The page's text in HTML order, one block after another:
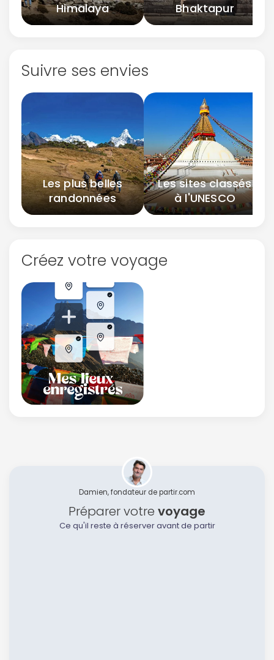
Himalaya Bhaktapur
Suivre ses envies
Les plus belles
randonnées
Les sites classés
à l'UNESCO
Créez votre voyage
Damien, fondateur de partir.com
Préparer votre voyage
Ce qu'il reste à réserver avant de partir